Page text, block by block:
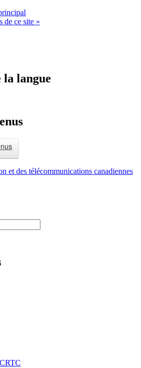
de ce site »
la langue
et des télécommunications canadiennes